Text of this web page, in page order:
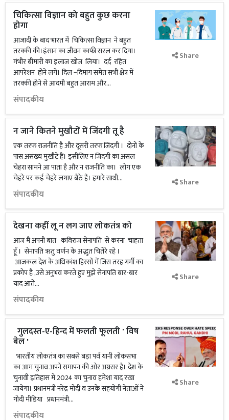
चिकित्सा विज्ञान को बहुत कुछ करना
होगा
आजादी के बाद भारत में चिकित्सा विज्ञान ने बहुत
तरक्की की।इंसान का जीवन काफी सरल कर दिया।
गंभीर बीमारी का इलाज खोज लिया। दर्द रहित
आपरेशन होने लगे। दिल −दिमाग समेत सभी क्षेत्र में
तरक्की होने से आदमी बहुत आराम और...
संपादकीय
Share
न जाने कितने मुखौटों में जिंदगी तू है
एक तरफ राजनीति है और दूसरी तरफ जिंदगी । दोनों के
पास असंख्य मुखौटे हैं। इसीलिए न जिंदगी का असल
चेहरा सामने आ पाता है और न राजनीति का। लोग एक
चेहरे पर कई चेहरे लगाए बैठे हैं। हमारे साथी...
संपादकीय
Share
देखना कहीं लू न लग जाए लोकतंत्र को
आज मै अपनी बात कविराज सेनापति से करना चाहता
हूँ । सेनापति ऋतु वर्णन के अद्भुत चितेरे रहे ।
आजकल देश के अधिकांश हिस्सों में जिस तरह गर्मी का
प्रकोप है ,उसे अनुभव करते हुए मुझे सेनापति बार-बार
याद आते...
संपादकीय
Share
गुलदस्त-ए-हिन्द में फलती फूलती ' विष
बेल '
भारतीय लोकतंत्र का सबसे बड़ा पर्व यानी लोकसभा
का आम चुनाव अपने समापन की ओर अग्रसर है। देश के
चुनावी इतिहास में 2024 का चुनाव हमेशा याद रखा
जायेगा। प्रधानमंत्री नरेंद्र मोदी व उनके सहयोगी नेताओं ने
गोदी मीडिया प्रधानमंत्री...
संपादकीय
Share